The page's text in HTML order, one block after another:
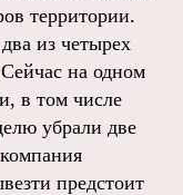
территории.
из четырех
на одном
в том числе
убрали две
предстоит